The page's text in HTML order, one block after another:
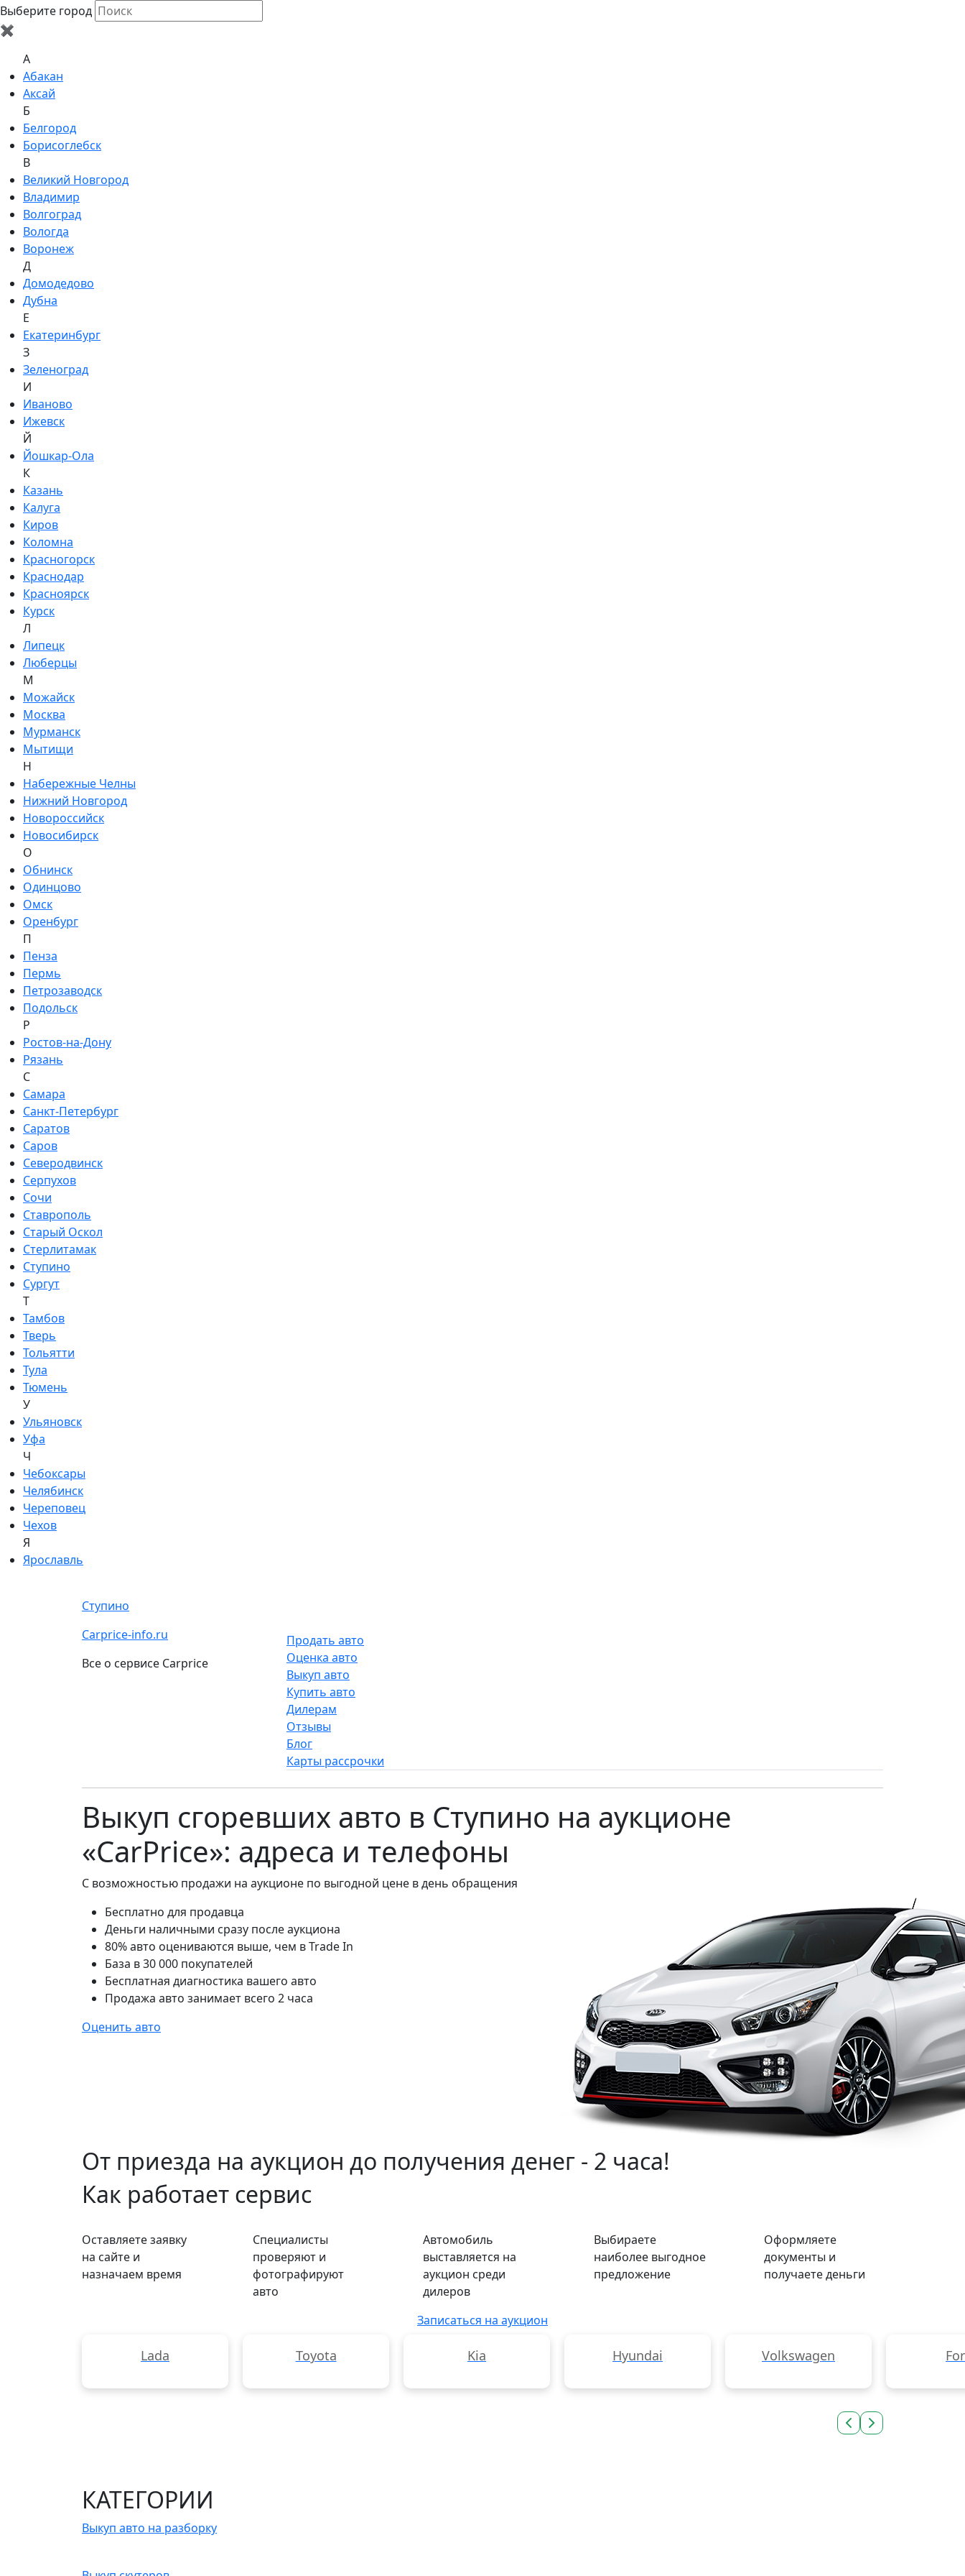
Выберите город
✖
A
Абакан
Аксай
Б
Белгород
Борисоглебск
В
Великий Новгород
Владимир
Волгоград
Вологда
Воронеж
Д
Домодедово
Дубна
Е
Екатеринбург
З
Зеленоград
И
Иваново
Ижевск
Й
Йошкар-Ола
К
Казань
Калуга
Киров
Коломна
Красногорск
Краснодар
Красноярск
Курск
Л
Липецк
Люберцы
М
Можайск
Москва
Мурманск
Мытищи
Н
Набережные Челны
Нижний Новгород
Новороссийск
Новосибирск
О
Обнинск
Одинцово
Омск
Оренбург
П
Пенза
Пермь
Петрозаводск
Подольск
Р
Ростов-на-Дону
Рязань
С
Самара
Санкт-Петербург
Саратов
Саров
Северодвинск
Серпухов
Сочи
Ставрополь
Старый Оскол
Стерлитамак
Ступино
Сургут
Т
Тамбов
Тверь
Тольятти
Тула
Тюмень
У
Ульяновск
Уфа
Ч
Чебоксары
Челябинск
Череповец
Чехов
Я
Ярославль
Ступино
Carprice-info.ru
Все о сервисе Carprice
Продать авто
Оценка авто
Выкуп авто
Купить авто
Дилерам
Отзывы
Блог
Карты рассрочки
Выкуп сгоревших авто в Ступино на аукционе
«CarPrice»: адреса и телефоны
С возможностью продажи на аукционе по выгодной цене в день обращения
Бесплатно для продавца
Деньги наличными сразу после аукциона
80% авто оцениваются выше, чем в Trade In
База в 30 000 покупателей
Бесплатная диагностика вашего авто
Продажа авто занимает всего 2 часа
Оценить авто
От приезда на аукцион до получения денег - 2 часа!
Как работает сервис
Оставляете заявку
на сайте и
назначаем время
Специалисты
проверяют и
фотографируют
авто
Автомобиль
выставляется на
аукцион среди
дилеров
Выбираете
наиболее выгодное
предложение
Оформляете
документы и
получаете деньги
Записаться на аукцион
Lada Toyota Kia Hyundai Volkswagen
КАТЕГОРИИ
Выкуп авто на разборку